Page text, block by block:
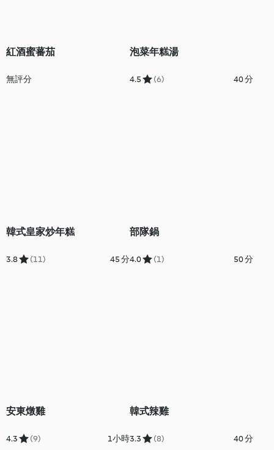
紅酒蜜蕃茄
無評分
泡菜年糕湯
4.5 (6) 40 分
韓式皇家炒年糕
3.8 (11) 45 分
部隊鍋
4.0 (1) 50 分
安東燉雞
4.3 (9) 1小時
韓式辣雞
3.3 (8) 40 分